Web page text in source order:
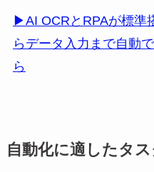
▶AI OCRとRPAが標準
らデータ入力まで自動
ら
自動化に適したタ